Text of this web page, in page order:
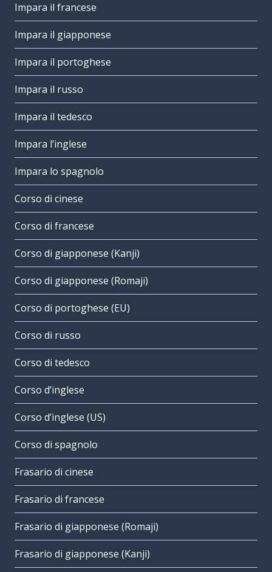
Impara il francese
Impara il giapponese
Impara il portoghese
Impara il russo
Impara il tedesco
Impara l’inglese
Impara lo spagnolo
Corso di cinese
Corso di francese
Corso di giapponese (Kanji)
Corso di giapponese (Romaji)
Corso di portoghese (EU)
Corso di russo
Corso di tedesco
Corso d’inglese
Corso d’inglese (US)
Corso di spagnolo
Frasario di cinese
Frasario di francese
Frasario di giapponese (Romaji)
Frasario di giapponese (Kanji)